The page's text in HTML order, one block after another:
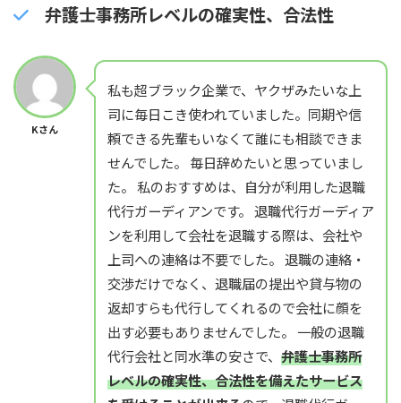
弁護士事務所レベルの確実性、合法性
Kさん
私も超ブラック企業で、ヤクザみたいな上
司に毎日こき使われていました。同期や信
頼できる先輩もいなくて誰にも相談できま
せんでした。 毎日辞めたいと思っていまし
た。 私のおすすめは、自分が利用した退職
代行ガーディアンです。 退職代行ガーディア
ンを利用して会社を退職する際は、会社や
上司への連絡は不要でした。 退職の連絡・
交渉だけでなく、退職届の提出や貸与物の
返却すらも代行してくれるので会社に顔を
出す必要もありませんでした。 一般の退職
代行会社と同水準の安さで、 弁護士事務所
レベルの確実性、合法性を備えたサービス